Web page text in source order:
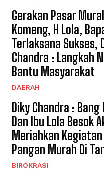
Gerakan Pasar
Komeng, H Lola,
Terlaksana Sukses,
Chandra : Langkah
Bantu Masyarakat
DAERAH
Diky Chandra : Bang
Dan Ibu Lola Besok
Meriahkan Kegiatan
Pangan Murah Di
BIROKRASI